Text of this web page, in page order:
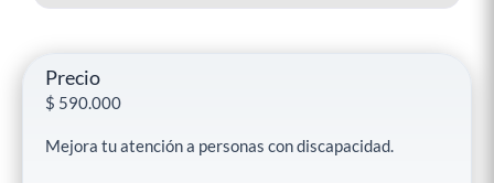
Precio
$ 590.000
Mejora tu atención a personas con discapacidad.